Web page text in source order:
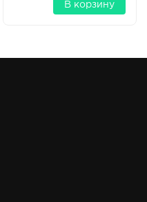
В корзину